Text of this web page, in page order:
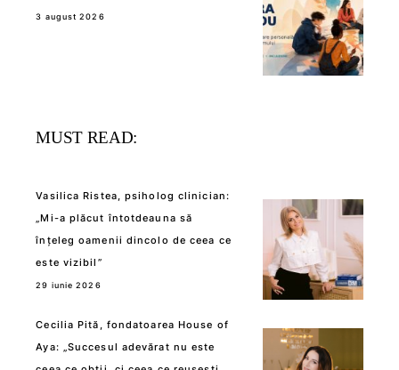
3 august 2026
MUST READ:
Vasilica Ristea, psiholog clinician:
„Mi-a plăcut întotdeauna să
înțeleg oamenii dincolo de ceea ce
este vizibil”
29 iunie 2026
Cecilia Pită, fondatoarea House of
Aya: „Succesul adevărat nu este